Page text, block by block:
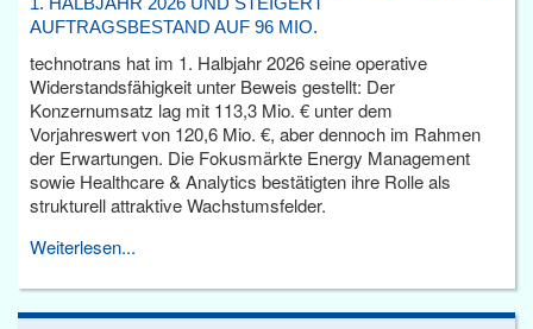
AUFTRAGSBESTAND AUF 96 MIO.
technotrans hat im 1. Halbjahr 2026 seine operative
Widerstandsfähigkeit unter Beweis gestellt: Der
Konzernumsatz lag mit 113,3 Mio. € unter dem
Vorjahreswert von 120,6 Mio. €, aber dennoch im Rahmen
der Erwartungen. Die Fokusmärkte Energy Management
sowie Healthcare & Analytics bestätigten ihre Rolle als
strukturell attraktive Wachstumsfelder.
Weiterlesen...